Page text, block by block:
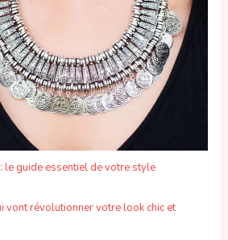
le guide essentiel de votre style
vont révolutionner votre look chic et